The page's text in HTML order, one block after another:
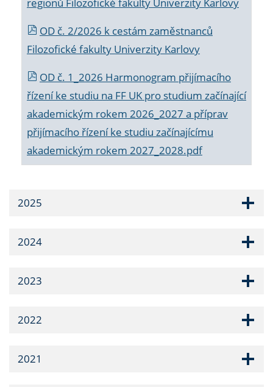
regionů Filozofické fakulty Univerzity Karlovy
OD č. 2/2026 k cestám zaměstnanců
Filozofické fakulty Univerzity Karlovy
OD č. 1_2026 Harmonogram přijímacího
řízení ke studiu na FF UK pro studium začínající
akademickým rokem 2026_2027 a příprav
přijímacího řízení ke studiu začínajícímu
akademickým rokem 2027_2028.pdf
2025
2024
2023
2022
2021